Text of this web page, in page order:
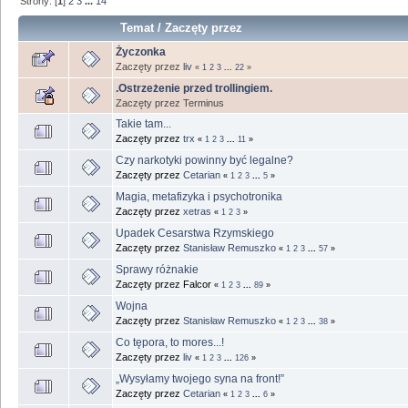
Temat/Zaczęty przez
Życzonka
Zaczęty przez liv « 1 2 3 ... 22 »
.Ostrzeżenie przed trollingiem.
Zaczęty przez Terminus
Takie tam...
Zaczęty przez trx « 1 2 3 ... 11 »
Czy narkotyki powinny być legalne?
Zaczęty przez Cetarian « 1 2 3 ... 5 »
Magia, metafizyka i psychotronika
Zaczęty przez xetras « 1 2 3 »
Upadek Cesarstwa Rzymskiego
Zaczęty przez Stanisław Remuszko « 1 2 3 ... 57 »
Sprawy różnakie
Zaczęty przez Falcor « 1 2 3 ... 89 »
Wojna
Zaczęty przez Stanisław Remuszko « 1 2 3 ... 38 »
Co tępora, to mores...!
Zaczęty przez liv « 1 2 3 ... 126 »
„Wysyłamy twojego syna na front!”
Zaczęty przez Cetarian « 1 2 3 ... 6 »